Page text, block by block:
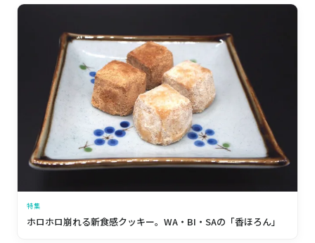
特集
ホロホロ崩れる新食感クッキー。WA・BI・SAの「香ほろん」